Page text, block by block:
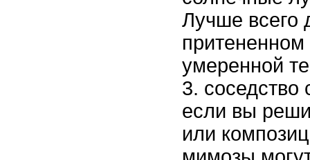
Лучше всего
умеренной
соседство
если вы
или